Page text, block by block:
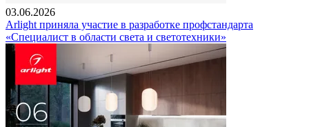
03.06.2026
Arlight приняла участие в разработке профстандарта
«Специалист в области света и светотехники»